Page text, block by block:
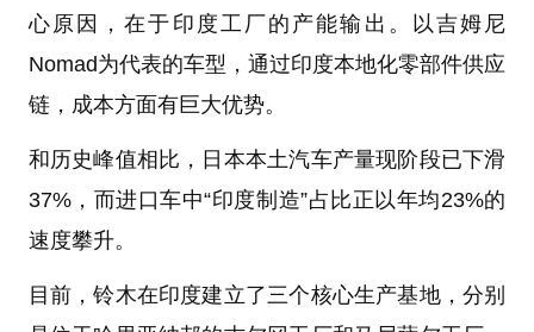
心原因，在于印度工厂的产能输出。以吉姆尼
Nomad为代表的车型，通过印度本地化零部件供应
链，成本方面有巨大优势。
和历史峰值相比，日本本土汽车产量现阶段已下滑
37%，而进口车中“印度制造”占比正以年均23%的
速度攀升。
目前，铃木在印度建立了三个核心生产基地，分别